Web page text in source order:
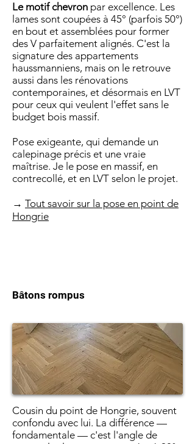
Le motif chevron par excellence. Les
lames sont coupées à 45° (parfois 50°)
en bout et assemblées pour former
des V parfaitement alignés. C'est la
signature des appartements
haussmanniens, mais on le retrouve
aussi dans les rénovations
contemporaines, et désormais en LVT
pour ceux qui veulent l'effet sans le
budget bois massif.
Pose exigeante, qui demande un
calepinage précis et une vraie
maîtrise. Je le pose en massif, en
contrecollé, et en LVT selon le projet.
→ Tout savoir sur la pose en point de
Hongrie
Bâtons rompus
Cousin du point de Hongrie, souvent
confondu avec lui. La différence —
fondamentale — c'est l'angle de